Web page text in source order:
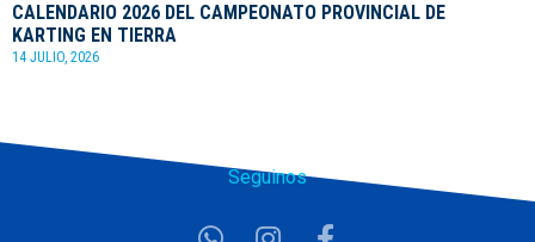
CALENDARIO 2026 DEL CAMPEONATO PROVINCIAL DE
KARTING EN TIERRA
14 JULIO, 2026
Seguinos